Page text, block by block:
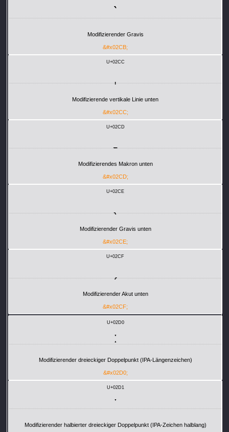
ˋ
Modifizierender Gravis
&#x02CB;
U+02CC
Modifizierende vertikale Linie unten
&#x02CC;
U+02CD
Modifizierendes Makron unten
&#x02CD;
U+02CE
Modifizierender Gravis unten
&#x02CE;
U+02CF
Modifizierender Akut unten
&#x02CF;
U+02D0
ː
Modifizierender dreieckiger Doppelpunkt (IPA-Längenzeichen)
&#x02D0;
U+02D1
ˑ
Modifizierender halbierter dreieckiger Doppelpunkt (IPA-Zeichen halblang)